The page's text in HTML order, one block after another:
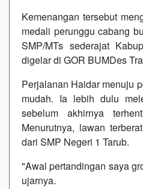
Kemenangan tersebut
medali perunggu cabang
SMP/MTs sederajat
digelar di GOR BUMDes
Perjalanan Haidar menuju
mudah. Ia lebih dulu
sebelum akhirnya
Menurutnya, lawan
dari SMP Negeri 1 Tarub.
"Awal pertandingan saya
ujarnya.